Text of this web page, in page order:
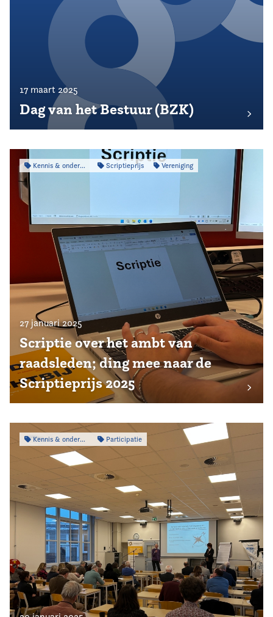
17 maart 2025
Dag van het Bestuur (BZK)
Kennis & onderzoek Scriptieprijs Vereniging
27 januari 2025
Scriptie over het ambt van
raadsleden; ding mee naar de
Scriptieprijs 2025
Kennis & onderzoek Participatie